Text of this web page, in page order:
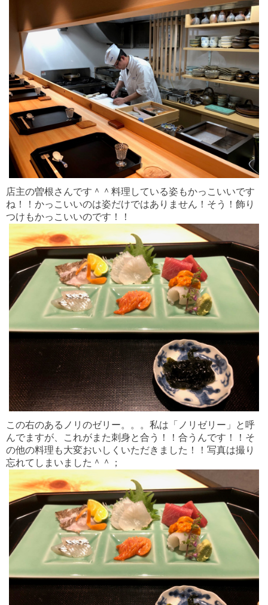
店主の曽根さんです＾＾料理している姿もかっこいいです
ね！！かっこいいのは姿だけではありません！そう！飾り
つけもかっこいいのです！！
この右のあるノリのゼリー。。。私は「ノリゼリー」と呼
んでますが、これがまた刺身と合う！！合うんです！！そ
の他の料理も大変おいしくいただきました！！写真は撮り
忘れてしまいました＾＾；